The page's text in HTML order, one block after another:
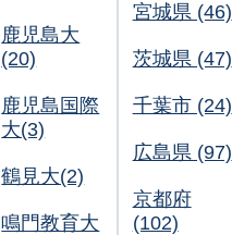
鹿児島大
(20)
鹿児島国際
大(3)
鶴見大(2)
鳴門教育大
宮城県 (46)
茨城県 (47)
千葉市 (24)
広島県 (97)
京都府
(102)